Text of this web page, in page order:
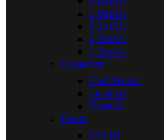
2,0mAh
2,1mAh
2,2mAh
2,3mAh
Capacitor
Com Rosca
Indutivo
Normal
Fonte
12VDC